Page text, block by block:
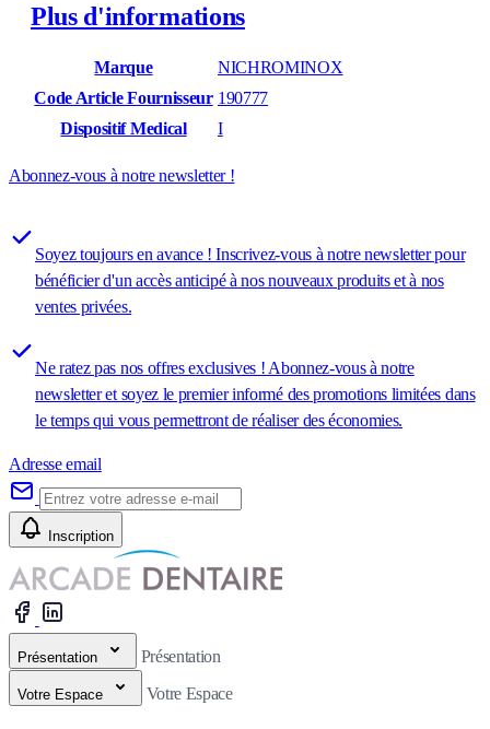
Plus d'informations
Marque
NICHROMINOX
Code Article Fournisseur 190777
Dispositif Medical
I
Abonnez-vous à notre newsletter !
Soyez toujours en avance ! Inscrivez-vous à notre newsletter pour
bénéficier d'un accès anticipé à nos nouveaux produits et à nos
ventes privées.
Ne ratez pas nos offres exclusives ! Abonnez-vous à notre
newsletter et soyez le premier informé des promotions limitées dans
le temps qui vous permettront de réaliser des économies.
Adresse email
Inscription
Présentation Présentation
Votre Espace Votre Espace